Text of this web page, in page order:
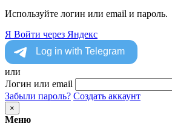
Используйте логин или email и пароль.
Я Войти через Яндекс
или
Логин или email
Забыли пароль? Создать аккаунт
×
Меню